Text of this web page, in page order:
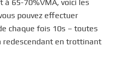
à 65-70%VMA, voici les
pouvez effectuer
chaque fois 10s – toutes
redescendant en trottinant